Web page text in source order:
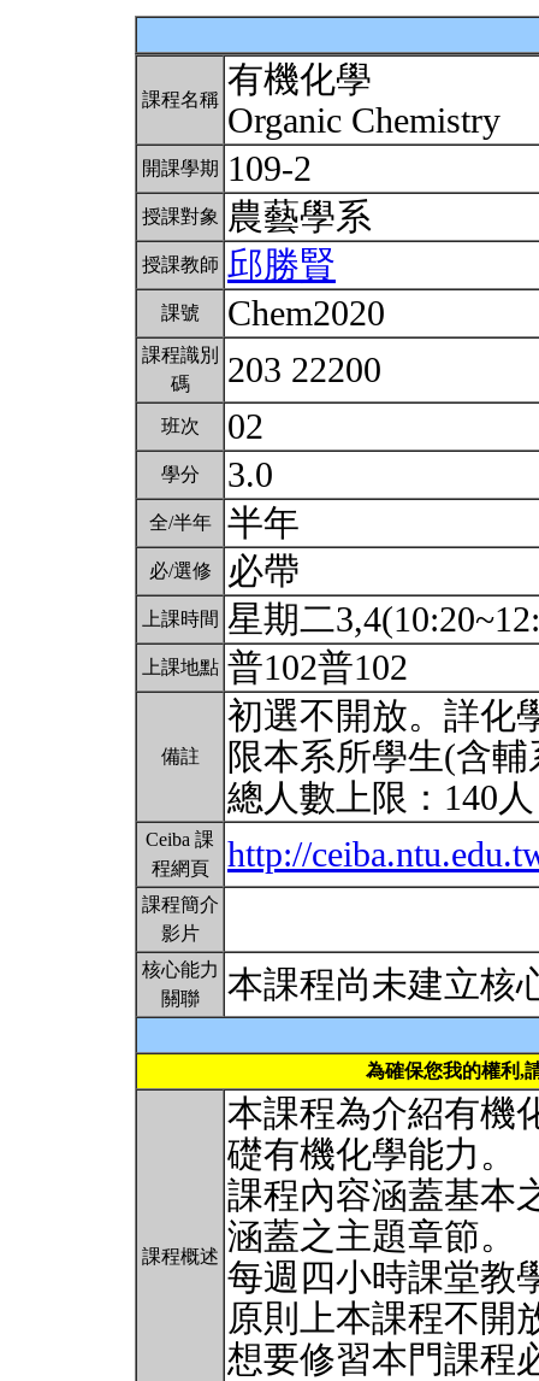
課程名稱 有機化學
Organic Chemistry
開課學期 109-2
授課對象 農藝學系
授課教師 邱勝賢
課號 Chem2020
課程識別
碼
203 22200
班次 02
學分 3.0
全/半年 半年
必/選修 必帶
上課時間 星期二
上課地點 普102普102
備註
初選不開放。詳化
限本系所學生(含
總人數上限：140
Ceiba 課
程網頁
http://
課程簡介
影片
核心能力
關聯
本課程尚未建立核
為確保您我的權利,
課程概述
本課程為介紹有機
礎有機化學能力。
課程內容涵蓋基本
涵蓋之主題章節。
每週四小時課堂教
原則上本課程不開
想要修習本門課程